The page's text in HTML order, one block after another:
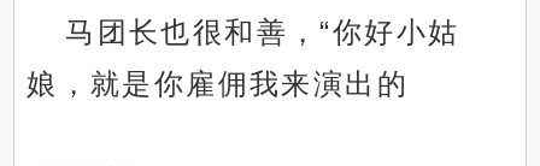
马团长也很和善，“你好小姑
娘，就是你雇佣我来演出的